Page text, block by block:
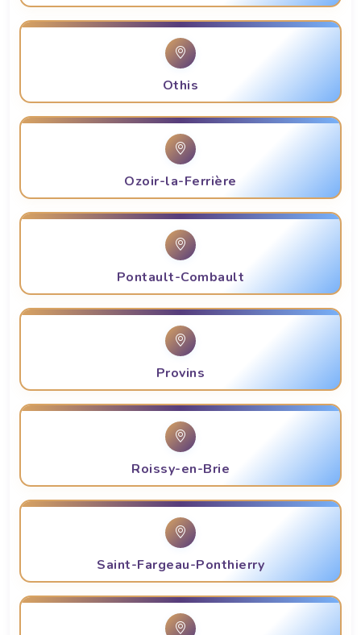
Othis
Ozoir-la-Ferrière
Pontault-Combault
Provins
Roissy-en-Brie
Saint-Fargeau-Ponthierry